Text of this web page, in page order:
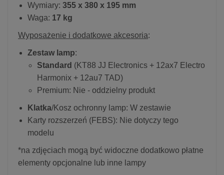
Wymiary: 355 x 380 x 195 mm
Waga: 17 kg
Wyposażenie i dodatkowe akcesoria:
Zestaw lamp:
Standard (KT88 JJ Electronics + 12ax7 Electro
Harmonix + 12au7 TAD)
Premium: Nie - oddzielny produkt
Klatka/Kosz ochronny lamp: W zestawie
Karty rozszerzeń (FEBS): Nie dotyczy tego
modelu
*na zdjęciach mogą być widoczne dodatkowo płatne
elementy opcjonalne lub inne lampy